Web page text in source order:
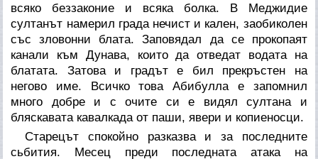
всяко беззаконие и всяка болка. В Меджидие
султанът намерил града нечист и кален, заобиколен
със зловонни блата. Заповядал да се прокопаят
канали към Дунава, които да отведат водата на
блатата. Затова и градът е бил прекръстен на
негово име. Всичко това Абибулла е запомнил
много добре и с очите си е видял султана и
бляскавата кавалкада от паши, явери и копиеносци.
Старецът спокойно разказва и за последните
сьбития. Месец преди последната атака на